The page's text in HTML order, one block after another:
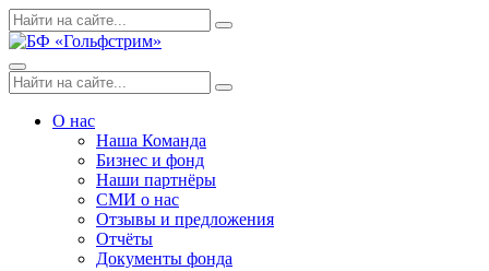
Skip
to
Поиск
по:
Search
Menu
Поиск
по:
Search
О нас
Наша Команда
Бизнес и фонд
Наши партнёры
СМИ о нас
Отзывы и предложения
Отчёты
Документы фонда